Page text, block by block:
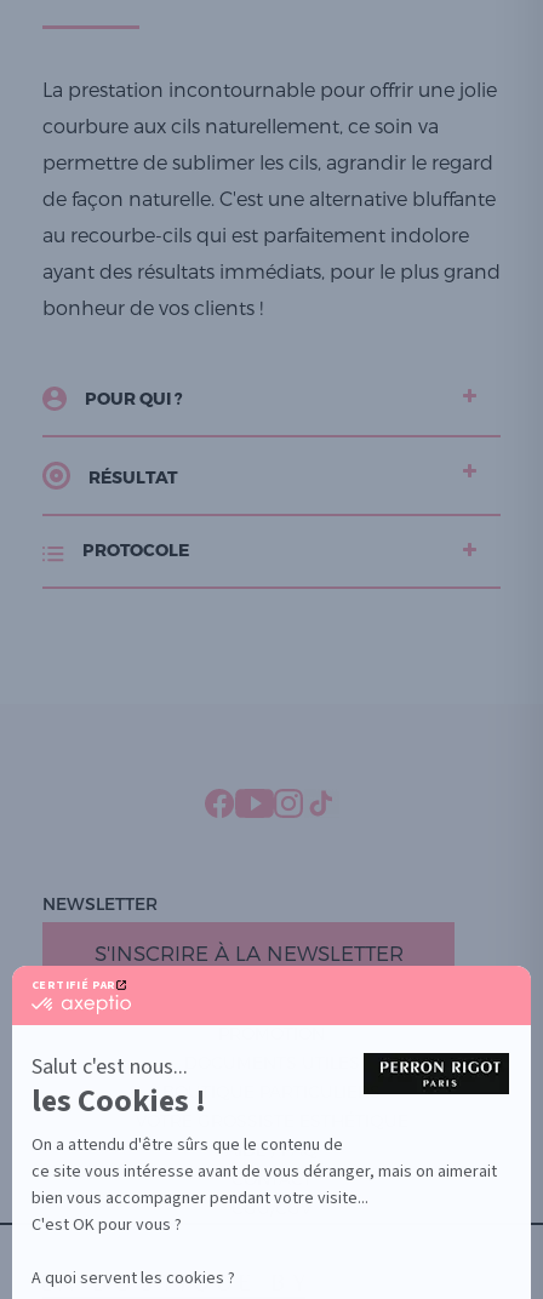
CERTIFIÉ PAR
certifié
En
savoir
plus
sur
Axeptio
Salut c'est nous...
les Cookies !
On a attendu d'être sûrs que le contenu de
ce site vous intéresse avant de vous déranger, mais on aimerait
bien vous accompagner pendant votre visite...
C'est OK pour vous ?
A quoi servent les cookies ?
La prestation incontournable pour offrir une jolie
courbure aux cils naturellement, ce soin va
permettre de sublimer les cils, agrandir le regard
de façon naturelle. C'est une alternative bluffante
au recourbe-cils qui est parfaitement indolore
ayant des résultats immédiats, pour le plus grand
bonheur de vos clients !
POUR QUI ?
RÉSULTAT
PROTOCOLE
NEWSLETTER
S'INSCRIRE À LA NEWSLETTER
BOUTIQUE PARTICULIERS
AIDE / FAQ
CONTACT
CGU/CGV